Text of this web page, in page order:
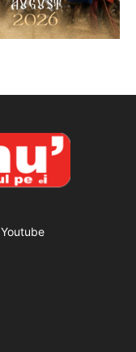
Youtube